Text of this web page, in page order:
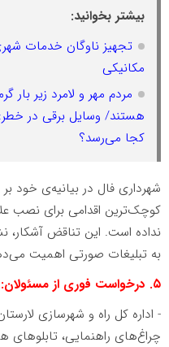
بیشتر بخوانید:
تجهیز ناوگان خدمات
مکانیکی
مردم مهر و لامرد زیر
هستند/ وسایل برقی در خطر:
کجا می‌رسد؟
شهرداری فال در بیانیه‌ی خود
کوچک‌ترین اقدامی برای نصب
نداده است. این تناقض
به تبلیغات صورتی اهمیت
۵. درخواست فوری از مسئولان: اقدام قبل از فاجعه
- اداره کل راه و شهرسازی
چراغ‌های راهنمایی، تابلوهای